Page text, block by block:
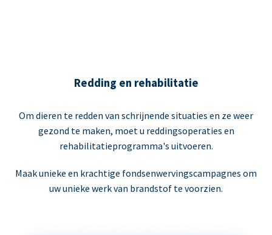
Redding en rehabilitatie
Om dieren te redden van schrijnende situaties en ze weer
gezond te maken, moet u reddingsoperaties en
rehabilitatieprogramma's uitvoeren.
Maak unieke en krachtige fondsenwervingscampagnes om
uw unieke werk van brandstof te voorzien.